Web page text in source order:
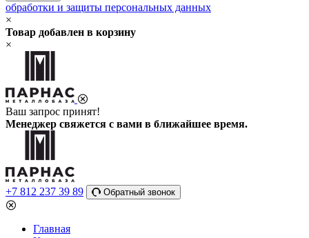
обработки и защиты персональных данных
×
Товар добавлен в корзину
×
Ваш запрос принят!
Менеджер свяжется с вами в ближайшее время.
+7 812 237 39 89 Обратный звонок
Главная